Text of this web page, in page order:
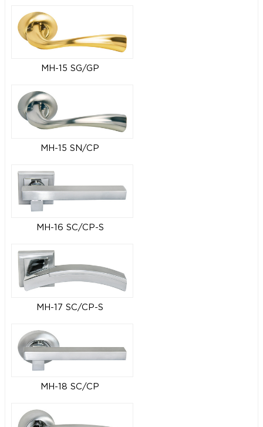
MH-15 SG/GP
MH-15 SN/CP
MH-16 SC/CP-S
MH-17 SC/CP-S
MH-18 SC/CP